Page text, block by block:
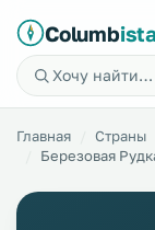
Columb
Главная Страны
Березовая